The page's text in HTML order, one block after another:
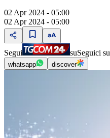
02 Apr 2024 - 05:00
02 Apr 2024 - 05:00
Segui suSeguici su
whatsapp discover